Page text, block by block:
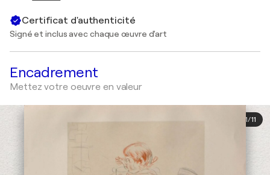
Certificat d'authenticité
Signé et inclus avec chaque œuvre d'art
Encadrement
Mettez votre oeuvre en valeur
1/11